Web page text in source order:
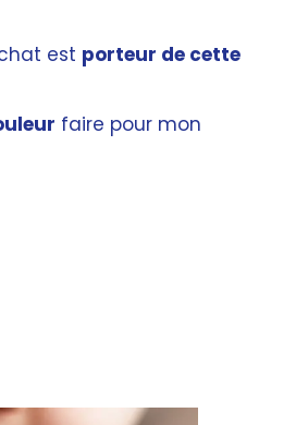
est porteur de cette
faire pour mon